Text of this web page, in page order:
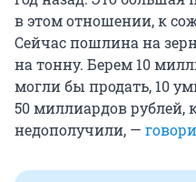
в этом отношении, к
Сейчас пошлина на
на тонну. Берем 10
могли бы продать, 10
50 миллиардоврублей,
недополучили, —